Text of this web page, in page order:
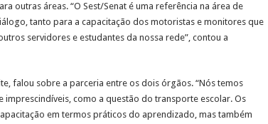
outras áreas. “O Sest/Senat é uma referência na área de
tanto para a capacitação dos motoristas e monitores que
servidores e estudantes da nossa rede”, contou a
falou sobre a parceria entre os dois órgãos. “Nós temos
imprescindíveis, como a questão do transporte escolar. Os
em termos práticos do aprendizado, mas também